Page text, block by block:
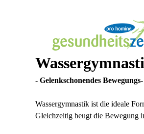
- Gelenkschonendes
Wassergymnastik ist die ideale
Gleichzeitig beugt die Bewegung